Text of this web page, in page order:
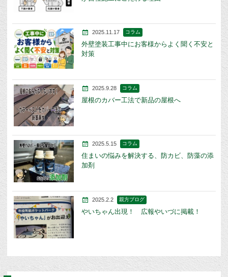
2025.11.17 コラム
外壁塗装工事中にお客様からよく聞く不安と
対策
2025.9.28 コラム
屋根のカバー工法で新品の屋根へ
2025.5.15 コラム
住まいの悩みを解決する、防カビ、防藻の添
加剤
2025.2.2 親方ブログ
やいちゃん出現！ 広報やいづに掲載！